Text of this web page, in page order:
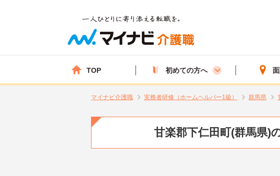
TOP 初めての方へ
マイナビ介護職 実務者研修（ホームヘルパー1級） 群馬県
甘楽郡下仁田町(群馬県)